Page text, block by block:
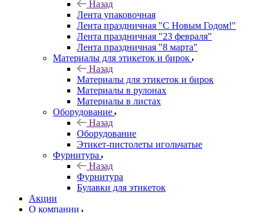
Назад
Лента упаковочная
Лента праздничная "С Новым Годом!"
Лента праздничная "23 февраля"
Лента праздничная "8 марта"
Материалы для этикеток и бирок
Назад
Материалы для этикеток и бирок
Материалы в рулонах
Материалы в листах
Оборудование
Назад
Оборудование
Этикет-пистолеты игольчатые
Фурнитура
Назад
Фурнитура
Булавки для этикеток
Акции
О компании